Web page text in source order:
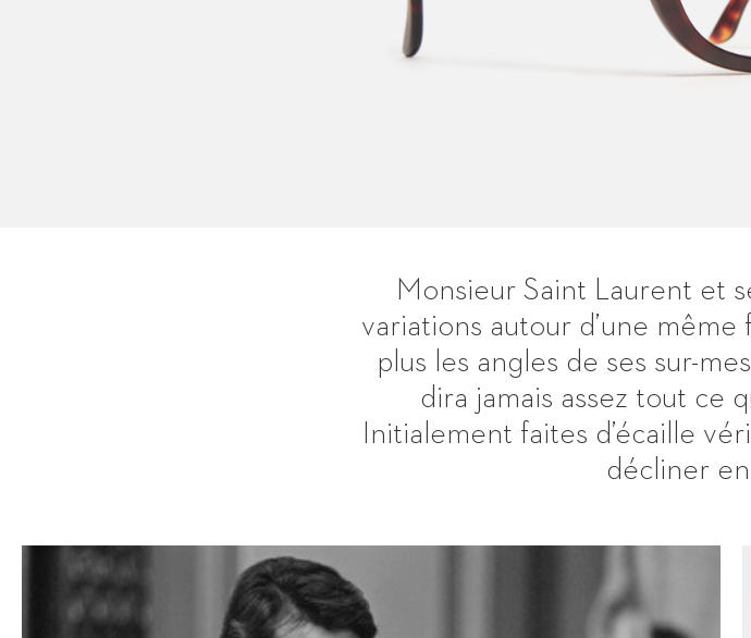
Monsieur Saint Laurent et
variations autour d’une même
plus les angles de ses sur-
dira jamais assez tout ce
Initialement faites d’écaille
décliner